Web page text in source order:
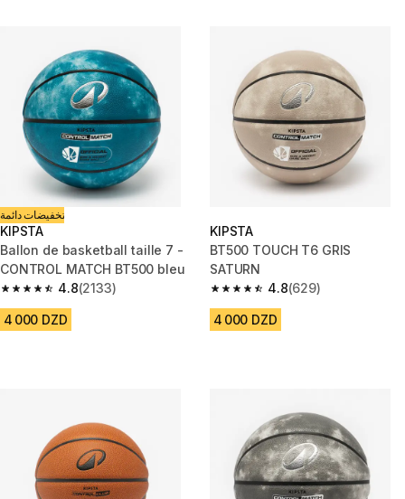
تخفيضات دائمة
KIPSTA
Ballon de basketball taille 7 -
CONTROL MATCH BT500 bleu
4.8
4.8 out of 5 stars from 2133 reviews
(2133)
4 000 DZD
KIPSTA
BT500 TOUCH T6 GRIS
SATURN
4.8
4.8 out of 5 stars from 629
(629)
4 000 DZD